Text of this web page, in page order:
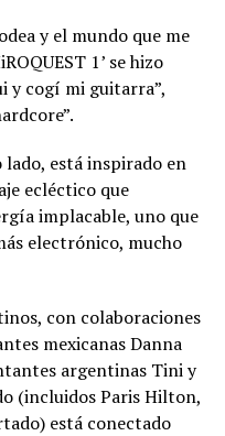
y el mundo que me
1’ se hizo
y cogí mi guitarra”,
está inspirado en
ecléctico que
implacable, uno que
electrónico, mucho
con colaboraciones
mexicanas Danna
argentinas Tini y
(incluidos Paris Hilton,
está conectado